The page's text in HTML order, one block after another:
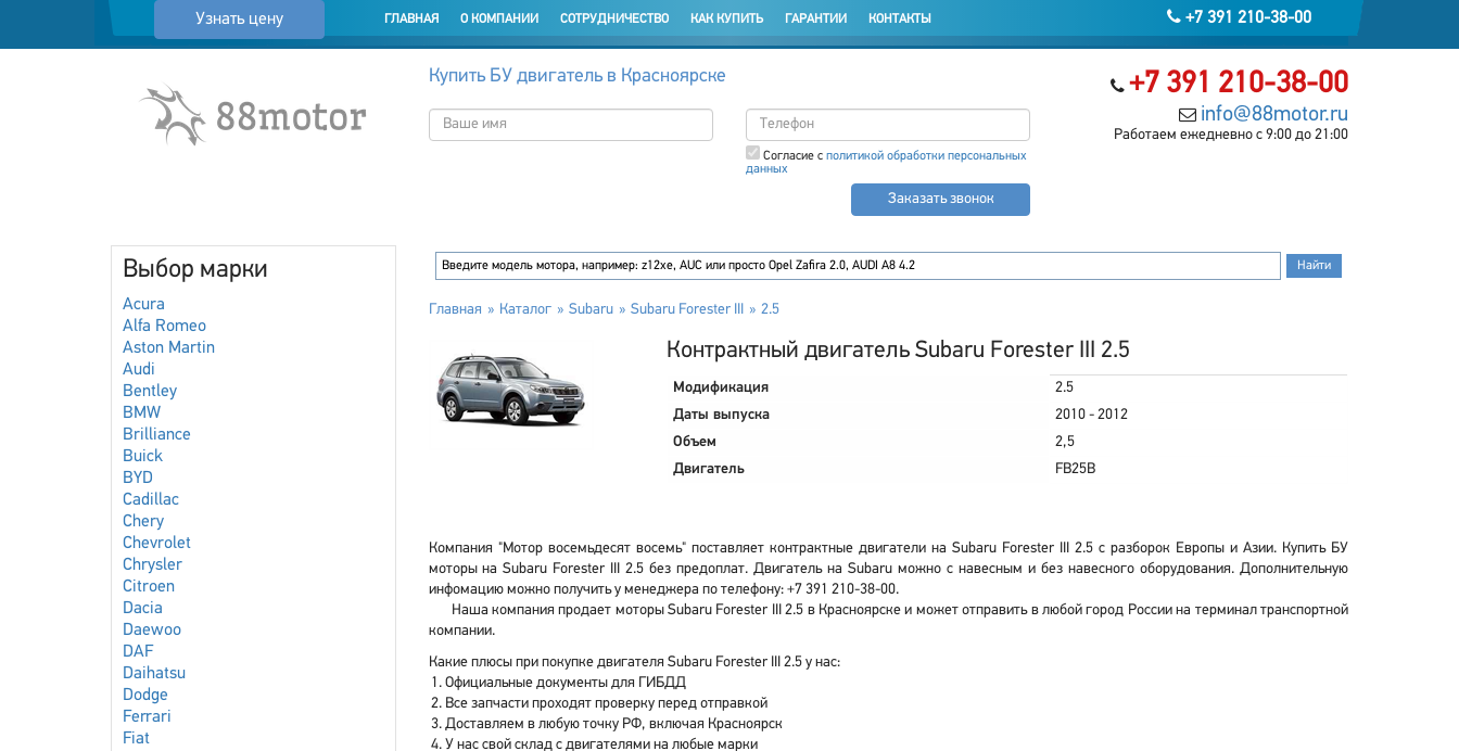
Узнать цену +7 391 210-38-00
ГЛАВНАЯ О КОМПАНИИ СОТРУДНИЧЕСТВО КАК КУПИТЬ ГАРАНТИИ КОНТАКТЫ
+7 391 210-38-00
info@88motor.ru
Работаем ежедневно с 9:00 до 21:00
Купить БУ двигатель в Красноярске
Согласие с политикой обработки персональных
данных
Заказать звонок
Выбор марки
Acura
Alfa Romeo
Aston Martin
Audi
Bentley
BMW
Brilliance
Buick
BYD
Cadillac
Chery
Chevrolet
Chrysler
Citroen
Dacia
Daewoo
DAF
Daihatsu
Dodge
Ferrari
Fiat
Главная Каталог Subaru Subaru Forester III 2.5
Контрактный двигатель Subaru Forester III 2.5
Модификация
2.5
Даты выпуска
2010 - 2012
Объем
2,5
Двигатель
FB25B
Компания "Мотор восемьдесят восемь" поставляет контрактные двигатели на Subaru Forester III 2.5 с разборок Европы и Азии. Купить БУ
моторы на Subaru Forester III 2.5 без предоплат. Двигатель на Subaru можно с навесным и без навесного оборудования. Дополнительную
инфомацию можно получить у менеджера по телефону: +7 391 210-38-00.
Наша компания продает моторы Subaru Forester III 2.5 в Красноярске и может отправить в любой город России на терминал транспортной
компании.
Какие плюсы при покупке двигателя Subaru Forester III 2.5 у нас:
Официальные документы для ГИБДД
Все запчасти проходят проверку перед отправкой
Доставляем в любую точку РФ, включая Красноярск
У нас свой склад с двигателями на любые марки